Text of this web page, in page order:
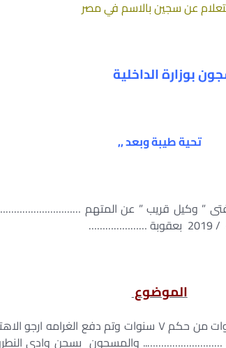
عن سجين بالاسم في مصر
بوزارة الداخلية
تحية طيبة وبعد ,,
وكيل قريب ” عن المتهم ………………………….
الموضوع
ارجو من سيادتكم العفو عن اخي لقد اي ٦ سنوات من حكم ٧ سنوات